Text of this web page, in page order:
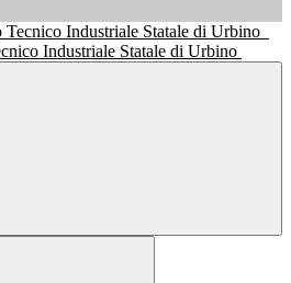
Industriale Statale di Urbino